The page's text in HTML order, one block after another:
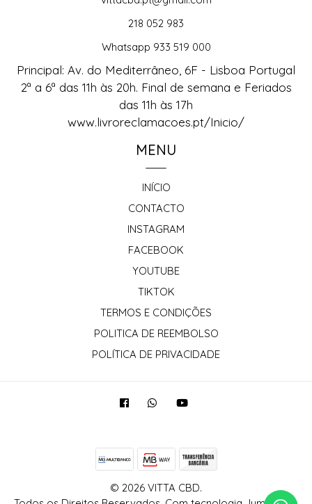
218 052 983
Whatsapp 933 519 000
Principal: Av. do Mediterrâneo, 6F - Lisboa Portugal
2ª a 6ª das 11h às 20h. Final de semana e Feriados
das 11h às 17h
www.livroreclamacoes.pt/Inicio/
MENU
INÍCIO
CONTACTO
INSTAGRAM
FACEBOOK
YOUTUBE
TIKTOK
TERMOS E CONDIÇÕES
POLITICA DE REEMBOLSO
POLÍTICA DE PRIVACIDADE
© 2026 VITTA CBD.